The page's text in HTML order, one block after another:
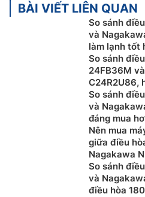
BÀI VIẾT LIÊN QUAN
So sánh
và
làm lạnh tốt
So sánh
24FB36M
C24R2U86,
So sánh
và
đáng mua
Nên mua
giữa điều
Nagakawa
So sánh
và
điều hòa